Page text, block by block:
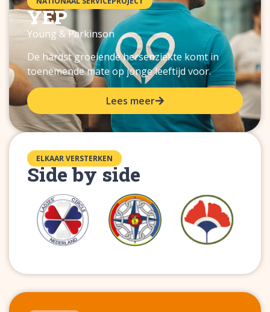
YEP
Young & Parkinson
De hardst groeiende hersenziekte komt in
toenemende mate op jonge leeftijd voor.
Lees meer
ELKAAR VERSTERKEN
Side by side